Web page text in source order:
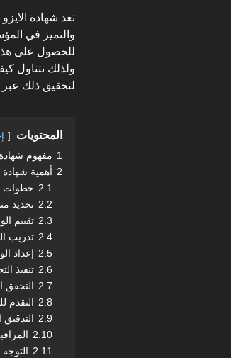
تعد شهادة
والتميز في
للحصول على هذه
ولذلك نتناول
لتحقيق ذلك عبر
المحتويات
1 مفهوم شهادة
2 أهمية شهادة
2.1 خطوات
2.2 تحديد
2.3 تقييم
2.4 تدريب
2.5 إعداد
2.6 تنفيذ
2.7 التحقق
2.8 التقدم
2.9
2.10
2.11